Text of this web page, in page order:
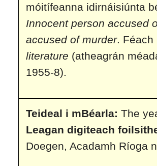
móitífeanna idirnáisiúnta
Innocent person accused
accused of murder.
literature (atheagrán
1955-8).
Teideal i mBéarla: The
Leagan digiteach
Doegen, Acadamh Ríoga